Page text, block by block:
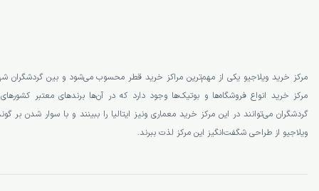
مرکز خرید ویلاجیو یکی از مهم‌ترین مراکز خرید قطر محسوب می‌شود و بین گردشگران
گردشگران می‌توانند در این مرکز خرید معماری ونیز ایتالیا را ببینند و با سوار شدن بر
ویلاجیو از طراحی شگفت‌انگیز این مرکز لذت ببرند.